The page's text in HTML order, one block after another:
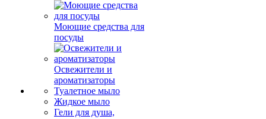
Моющие средства для
посуды
Освежители и
ароматизаторы
Туалетное мыло
Жидкое мыло
Гели для душа,